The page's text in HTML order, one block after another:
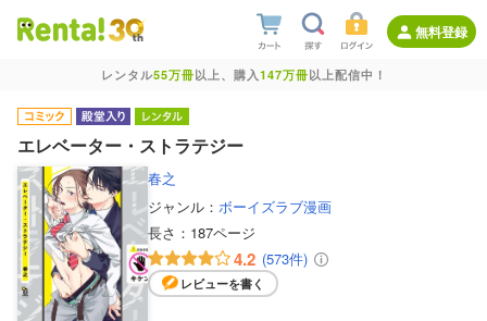
無料登録
レンタル55万冊以上、購入147万冊以上配信中！
エレベーター・ストラテジー
春之
ジャンル： ボーイズラブ漫画
長さ： 187ページ
4.2 (573件)
レビューを書く